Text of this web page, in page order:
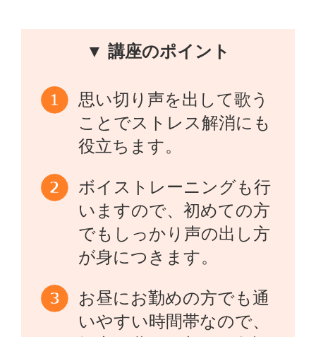
▼ 講座のポイント
思い切り声を出して歌う
ことでストレス解消にも
役立ちます。
ボイストレーニングも行
いますので、初めての方
でもしっかり声の出し方
が身につきます。
お昼にお勤めの方でも通
いやすい時間帯なので、